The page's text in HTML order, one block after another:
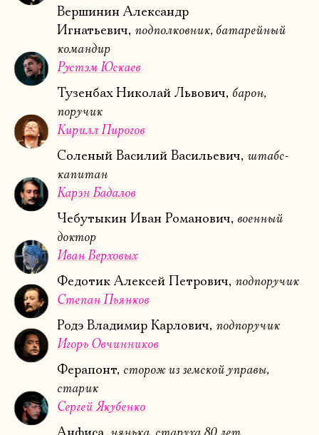
Вершинин Александр
Игнатьевич, подполковник, батарейный
командир
Рустэм Юскаев
Тузенбах Николай Львович, барон,
поручик
Кирилл Пирогов
Соленый Василий Васильевич, штабс-
капитан
Карэн Бадалов
Чебутыкин Иван Романович, военный
доктор
Иван Верховых
Федотик Алексей Петрович, подпоручик
Степан Пьянков
Родэ Владимир Карлович, подпоручик
Игорь Овчинников
Ферапонт, сторож из земской управы,
старик
Сергей Якубенко
Электропочта
Имя
Ознакомиться